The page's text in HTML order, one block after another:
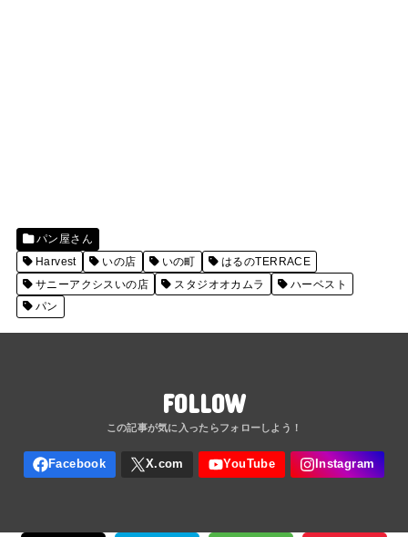
パン屋さん
Harvest
いの店 いの町
はるのTERRACE
サニーアクシスいの店
スタジオオカムラ
ハーベスト
パン
FOLLOW